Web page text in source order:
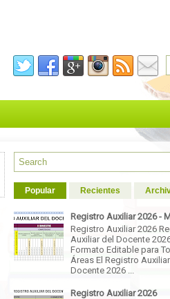
Popular Recientes
Registro Auxiliar 2026 -
Registro Auxiliar 2026
Auxiliar del Docente
Formato Editable para
Áreas El Registro
Docente 2026 ...
Registro Auxiliar 2026